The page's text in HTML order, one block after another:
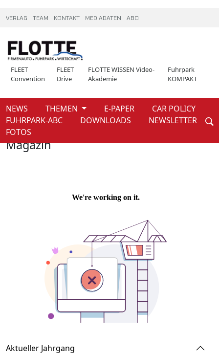
VERLAG TEAM KONTAKT MEDIADATEN ABO
FLEET
Convention
FLEET
Drive
FLOTTE WISSEN Video-
Akademie
Fuhrpark
KOMPAKT
NEWS THEMEN E-PAPER
CAR POLICY
FUHRPARK-ABC
DOWNLOADS
NEWSLETTER
FOTOS
Weiter
Home
Magazin
Aktueller Jahrgang